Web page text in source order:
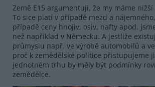
Země E15 argumentují, že my máme
To sice platí v případě mezd a
případě ceny hnojiv, osiv, nafty apod.
než například v Německu. A jestliže
průmyslu např. ve výrobě automobilů a
proč k zemědělské politice přistupujeme
jednotném trhu by měly být podmínky
zemědělce.